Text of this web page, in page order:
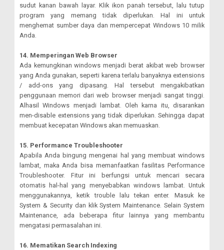
sudut kanan bawah layar. Klik ikon panah tersebut, lalu tutup
program yang memang tidak diperlukan. Hal ini untuk
menghemat sumber daya dan mempercepat Windows 10 milik
Anda.
14. Memperingan Web Browser
Ada kemungkinan windows menjadi berat akibat web browser
yang Anda gunakan, seperti karena terlalu banyaknya extensions
/ add-ons yang dipasang. Hal tersebut mengakibatkan
penggunaan memori dari web browser menjadi sangat tinggi.
Alhasil Windows menjadi lambat. Oleh karna itu, disarankan
men-disable extensions yang tidak diperlukan. Sehingga dapat
membuat kecepatan Windows akan memuaskan.
15. Performance Troubleshooter
Apabila Anda bingung mengenai hal yang membuat windows
lambat, maka Anda bisa memanfaatkan fasilitas Performance
Troubleshooter. Fitur ini berfungsi untuk mencari secara
otomatis hal-hal yang menyebabkan windows lambat. Untuk
menggunakannya, ketik trouble lalu tekan enter. Masuk ke
System & Security dan klik System Maintenance. Selain System
Maintenance, ada beberapa fitur lainnya yang membantu
mengatasi permasalahan ini.
16. Mematikan Search Indexing